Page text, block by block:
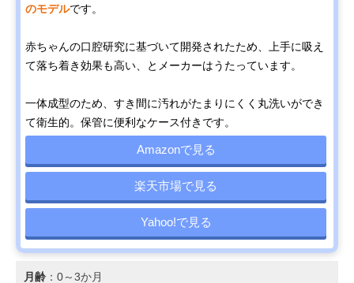
のモデルです。
赤ちゃんの口腔研究に基づいて開発されたため、上手に吸え
て落ち着き効果も高い、とメーカーはうたっています。
一体成型のため、すき間に汚れがたまりにくく丸洗いができ
て衛生的。保管に便利なケース付きです。
Amazonで見る
楽天市場で見る
Yahoo!で見る
月齢 ：0～3か月